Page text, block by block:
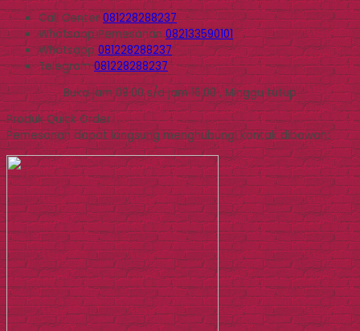
Call Center081228288237
WhatsappPemesanan 082133590101
Whatsapp081228288237
Telegram081228288237
Buka jam 09.00 s/d jam 16.00 , Minggu tutup
Produk Quick Order
Pemesanan dapat langsung menghubungi kontak dibawah: